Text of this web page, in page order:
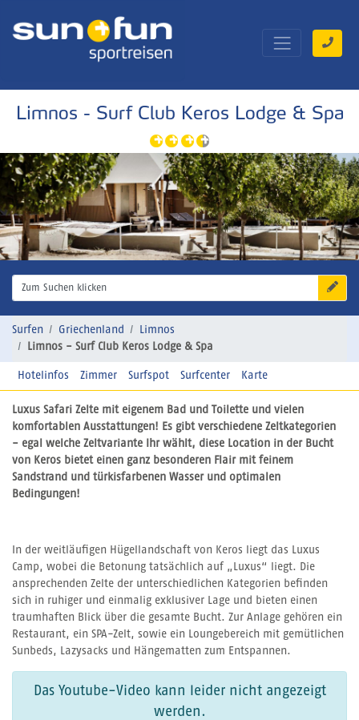
Limnos - Surf Club Keros Lodge & Spa
Zum Suchen klicken
Surfen Griechenland
Limnos
Limnos - Surf Club Keros Lodge & Spa
Hotelinfos Zimmer Surfspot Surfcenter Karte
Luxus Safari Zelte mit eigenem Bad und Toilette und vielen
komfortablen Ausstattungen! Es gibt verschiedene Zeltkategorien
- egal welche Zeltvariante Ihr wählt, diese Location in der Bucht
von Keros bietet einen ganz besonderen Flair mit feinem
Sandstrand und türkisfarbenen Wasser und optimalen
Bedingungen!
In der weitläufigen Hügellandschaft von Keros liegt das Luxus
Camp, wobei die Betonung tatsächlich auf „Luxus“ liegt. Die
ansprechenden Zelte der unterschiedlichen Kategorien befinden
sich in ruhiger und einmalig exklusiver Lage und bieten einen
traumhaften Blick über die gesamte Bucht. Zur Anlage gehören ein
Restaurant, ein SPA-Zelt, sowie ein Loungebereich mit gemütlichen
Sunbeds, Lazysacks und Hängematten zum Entspannen.
Das Youtube-Video kann leider nicht angezeigt
werden.